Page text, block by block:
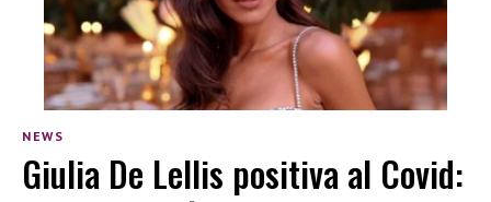
NEWS
Giulia De Lellis positiva al Covid: